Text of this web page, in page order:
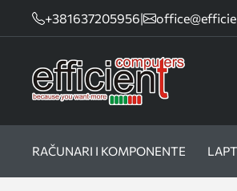
+381637205956|
RAČUNARI I KOMPONENTE